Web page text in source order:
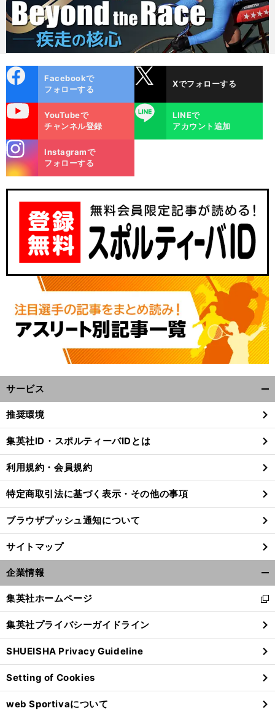
ok
Facebookで
フォローする
Xでフォローする
YouTubeで
チャンネル登録
LINE
LINEで
アカウント追加
m
Instagramで
フォローする
サービス
閉
る
推奨環境
集英社ID・スポルティーバIDとは
利用規約・会員規約
特定商取引法に基づく表示・その他の事項
ブラウザプッシュ通知について
サイトマップ
企業情報
閉
る
集英社ホームページ
新
し
い
ウ
ィ
ン
ド
ウ
で
集英社プライバシーガイドライン
SHUEISHA Privacy Guideline
Setting of Cookies
web Sportivaについて